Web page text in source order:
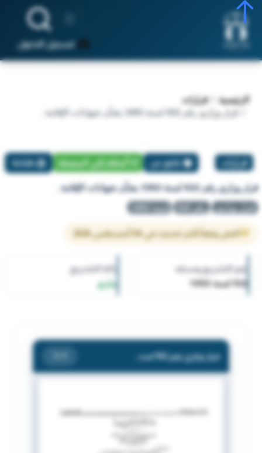
تسجيل الدخول
الرئيسية
قرارات
قرار وزاري رقم 932 لسنة 1993 بشأن شهادات الإقامة .
قرارات تبليغ عن أضافة إلي المفضلة طباعة
قرار وزاري رقم 932 لسنة 1993 بشأن شهادات الإقامة .
قرار وزاري رقم 932 لسنة 1993
النص وفقاً لآخر تحديث في 04 أغسطس 2026
رقم التشريع وسنته
932 لسنة 1993
حالة التشريع
ساري